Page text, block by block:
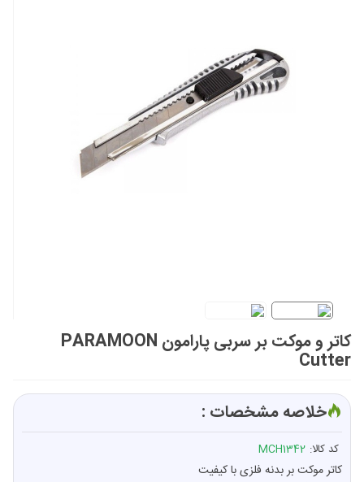
کاتر و موکت بر سربی پارامون PARAMOON
Cutter
خلاصه مشخصات :
کد کالا: MCH1342
کاتر موکت بر بدنه فلزی با کیفیت